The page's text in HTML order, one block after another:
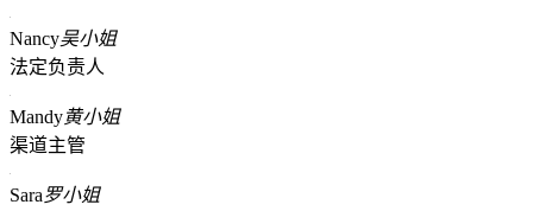
Nancy吴小姐
法定负责人
Mandy黄小姐
渠道主管
Sara罗小姐